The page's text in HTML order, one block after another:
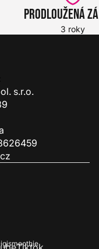
Prodloužená
3 roky
s.r.o.